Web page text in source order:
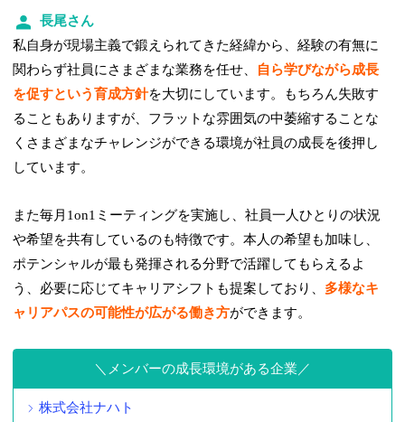
長尾さん
私自身が現場主義で鍛えられてきた経緯から、経験の有無に
関わらず社員にさまざまな業務を任せ、
自ら学びながら成長
を促すという育成方針を大切にしています。もちろん失敗す
ることもありますが、フラットな雰囲気の中萎縮することな
くさまざまなチャレンジができる環境が社員の成長を後押し
しています。
また毎月1on1ミーティングを実施し、社員一人ひとりの状況
や希望を共有しているのも特徴です。本人の希望も加味し、
ポテンシャルが最も発揮される分野で活躍してもらえるよ
う、必要に応じてキャリアシフトも提案しており、 多様なキ
ャリアパスの可能性が広がる働き方ができます。
メンバーの成長環境がある企業
株式会社ナハト